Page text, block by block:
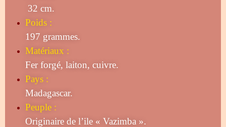
32 cm.
Poids :
197 grammes.
Matériaux :
Fer forgé, laiton, cuivre.
Pays :
Madagascar.
Peuple :
Originaire de l’ile « Vazimba ».